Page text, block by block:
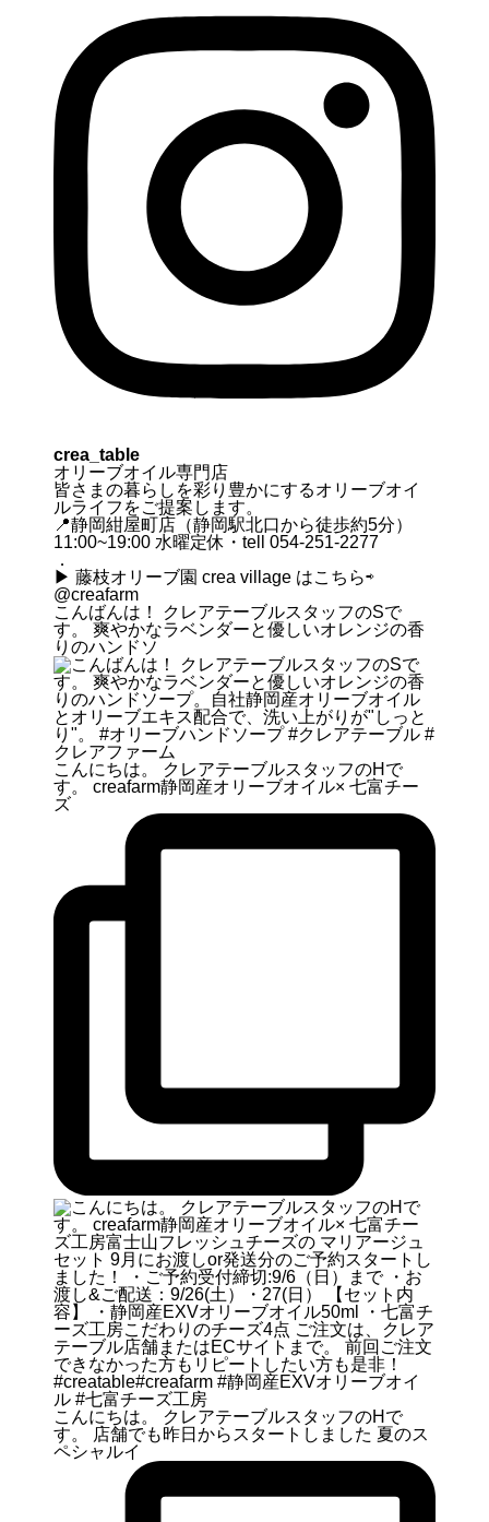
crea_table
オリーブオイル専門店
皆さまの暮らしを彩り豊かにするオリーブオイ
ルライフをご提案します。
📍静岡紺屋町店（静岡駅北口から徒歩約5分）
11:00~19:00 水曜定休・tell 054-251-2277
．
▶︎ 藤枝オリーブ園 crea village はこちら⇨
@creafarm
こんばんは！ クレアテーブルスタッフのSで
す。 爽やかなラベンダーと優しいオレンジの香
りのハンドソ
こんにちは。 クレアテーブルスタッフのHで
す。 creafarm静岡産オリーブオイル× 七富チー
ズ
こんにちは。 クレアテーブルスタッフのHで
す。 店舗でも昨日からスタートしました 夏のス
ペシャルイ